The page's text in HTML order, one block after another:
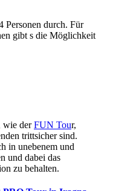
Personen durch. Für
gibt s die Möglichkeit
wie derFUN Tour,
trittsicher sind.
in unebenem und
und dabei das
zu behalten.